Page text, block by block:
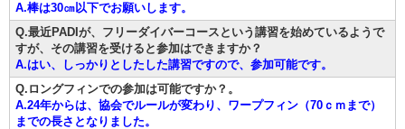
A.棒は30㎝以下でお願いします。
Q.最近PADIが、フリーダイバーコースという講習を始めているようで
すが、その講習を受けると参加はできますか？
A.はい、しっかりとしたした講習ですので、参加可能です。
Q.ロングフィンでの参加は可能ですか？。
A.24年からは、協会でルールが変わり、ワープフィン（70ｃｍまで）
までの長さとなりました。